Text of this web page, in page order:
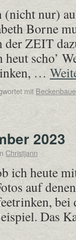
nur)
Borne
ZEIT
scho’
…
mit
2023
Christjann
ich heute
auf
bei
Das